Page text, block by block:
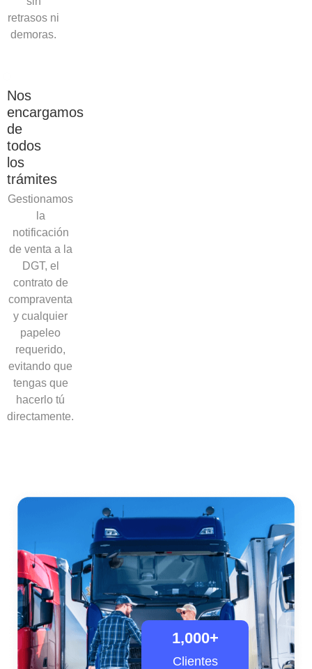
retrasos ni
demoras.
Nos
encargamos
de
todos
los
trámites
Gestionamos
la
notificación
de venta a la
DGT, el
contrato de
compraventa
y cualquier
papeleo
requerido,
evitando que
tengas que
hacerlo tú
directamente.
Clientes
1,000+